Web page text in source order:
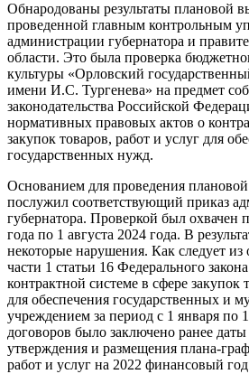
Обнародованы результаты плановой
проведенной главным контрольным
администрации губернатора и
области. Это была проверка
культуры «Орловский
имени И.С. Тургенева» на предмет
законодательства Российской
нормативных правовых актов о
закупок товаров, работ и услуг для
государственных нужд.
Основанием для проведения
послужил соответствующий приказ
губернатора. Проверкой был охвачен
года по 1 августа 2024 года. В
некоторые нарушения. Как следует из
части 1 статьи 16 Федерального
контрактной системе в сфере закупок
для обеспечения государственных и
учреждением за период с 1 января по
договоров было заключено ранее
утверждения и размещения плана-
работ и услуг на 2022 финансовый